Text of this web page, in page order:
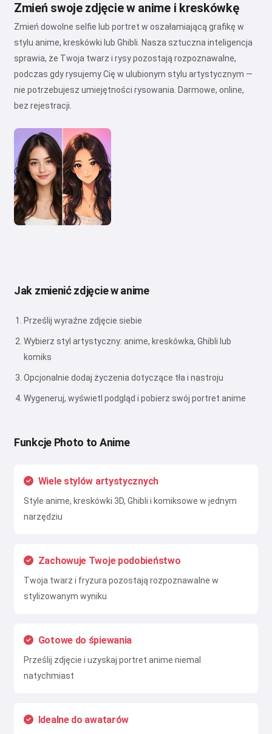
Zmień swoje zdjęcie w anime i kreskówkę
Zmień dowolne selfie lub portret w oszałamiającą grafikę w
stylu anime, kreskówki lub Ghibli. Nasza sztuczna inteligencja
sprawia, że Twoja twarz i rysy pozostają rozpoznawalne,
podczas gdy rysujemy Cię w ulubionym stylu artystycznym —
nie potrzebujesz umiejętności rysowania. Darmowe, online,
bez rejestracji.
Jak zmienić zdjęcie w anime
Prześlij wyraźne zdjęcie siebie
Wybierz styl artystyczny: anime, kreskówka, Ghibli lub
komiks
Opcjonalnie dodaj życzenia dotyczące tła i nastroju
Wygeneruj, wyświetl podgląd i pobierz swój portret anime
Funkcje Photo to Anime
Wiele stylów artystycznych
Style anime, kreskówki 3D, Ghibli i komiksowe w jednym
narzędziu
Zachowuje Twoje podobieństwo
Twoja twarz i fryzura pozostają rozpoznawalne w
stylizowanym wyniku
Gotowe do śpiewania
Prześlij zdjęcie i uzyskaj portret anime niemal
natychmiast
Idealne do awatarów